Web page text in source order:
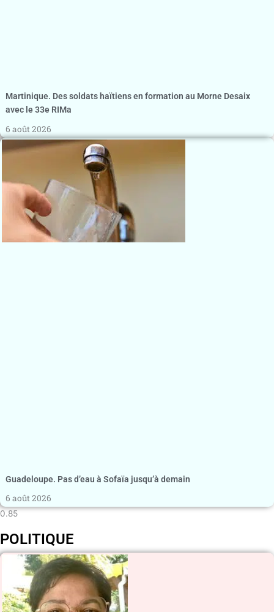
Martinique. Des soldats haïtiens en formation au Morne Desaix
avec le 33e RIMa
6 août 2026
Guadeloupe. Pas d’eau à Sofaïa jusqu’à demain
6 août 2026
POLITIQUE